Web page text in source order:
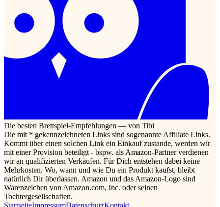
Die besten Brettspiel-Empfehlungen — von Tibi
Die mit * gekennzeichneten Links sind sogenannte Affiliate Links.
Kommt über einen solchen Link ein Einkauf zustande, werden wir
mit einer Provision beteiligt - bspw. als Amazon-Partner verdienen
wir an qualifizierten Verkäufen. Für Dich entstehen dabei keine
Mehrkosten. Wo, wann und wie Du ein Produkt kaufst, bleibt
natürlich Dir überlassen. Amazon und das Amazon-Logo sind
Warenzeichen von Amazon.com, Inc. oder seinen
Tochtergesellschaften.
StartseiteImpressumDatenschutzKontakt